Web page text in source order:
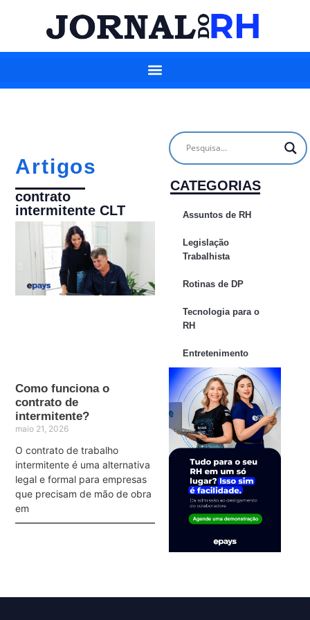
Artigos
contrato
intermitente CLT
Como funciona o
contrato de
intermitente?
maio 21, 2026
O contrato de trabalho
intermitente é uma alternativa
legal e formal para empresas
que precisam de mão de obra
em
CATEGORIAS
Assuntos de RH
Legislação
Trabalhista
Rotinas de DP
Tecnologia para o
RH
Entretenimento